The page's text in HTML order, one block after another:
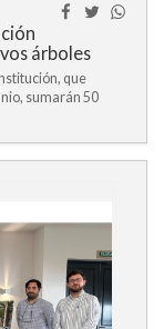
árboles
que
sumarán 50